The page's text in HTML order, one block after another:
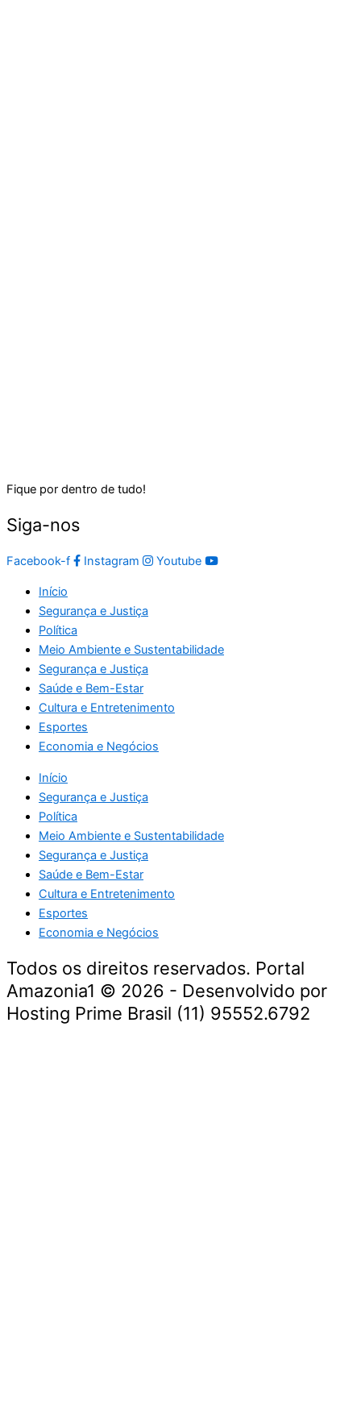
Fique por dentro de tudo!
Siga-nos
Facebook-f Instagram Youtube
Início
Segurança e Justiça
Política
Meio Ambiente e Sustentabilidade
Segurança e Justiça
Saúde e Bem-Estar
Cultura e Entretenimento
Esportes
Economia e Negócios
Início
Segurança e Justiça
Política
Meio Ambiente e Sustentabilidade
Segurança e Justiça
Saúde e Bem-Estar
Cultura e Entretenimento
Esportes
Economia e Negócios
Todos os direitos reservados. Portal
Amazonia1 © 2026 - Desenvolvido por
Hosting Prime Brasil (11) 95552.6792